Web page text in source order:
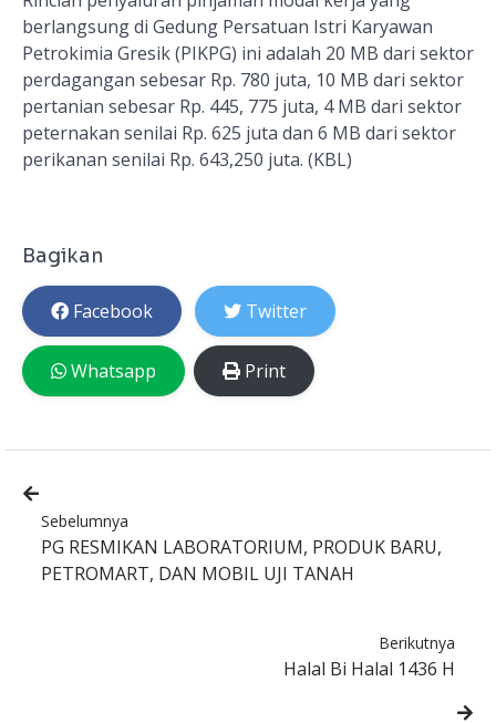
berlangsung di Gedung Persatuan Istri Karyawan
Petrokimia Gresik (PIKPG) ini adalah 20 MB dari sektor
perdagangan sebesar Rp. 780 juta, 10 MB dari sektor
pertanian sebesar Rp. 445, 775 juta, 4 MB dari sektor
peternakan senilai Rp. 625 juta dan 6 MB dari sektor
perikanan senilai Rp. 643,250 juta. (KBL)
Bagikan
Facebook Twitter
Whatsapp Print
Sebelumnya
PG RESMIKAN LABORATORIUM, PRODUK BARU,
PETROMART, DAN MOBIL UJI TANAH
Berikutnya
Halal Bi Halal 1436 H